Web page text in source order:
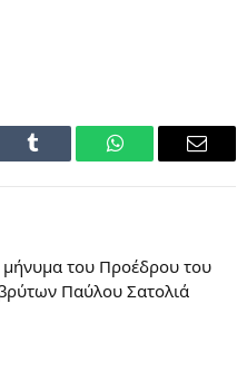
Tumblr WhatsAppEmail
μήνυμα του Προέδρου του
Παύλου Σατολιά